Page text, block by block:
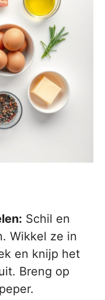
Schil en
Wikkel ze in
en knijp het
Breng op